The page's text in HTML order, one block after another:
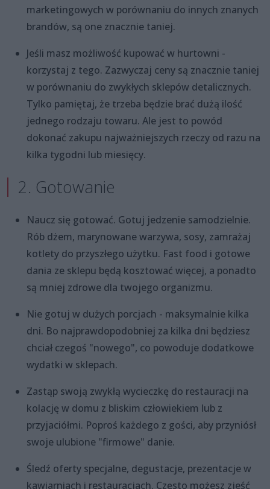
marketingowych w porównaniu do innych znanych
brandów, są one znacznie taniej.
Jeśli masz możliwość kupować w hurtowni -
korzystaj z tego. Zazwyczaj ceny są znacznie taniej
w porównaniu do zwykłych sklepów detalicznych.
Tylko pamiętaj, że trzeba będzie brać dużą ilość
jednego rodzaju towaru. Ale jest to powód
dokonać zakupu najważniejszych rzeczy od razu na
kilka tygodni lub miesięcy.
2. Gotowanie
Naucz się gotować. Gotuj jedzenie samodzielnie.
Rób dżem, marynowane warzywa, sosy, zamrażaj
kotlety do przyszłego użytku. Fast food i gotowe
dania ze sklepu będą kosztować więcej, a ponadto
są mniej zdrowe dla twojego organizmu.
Nie gotuj w dużych porcjach - maksymalnie kilka
dni. Bo najprawdopodobniej za kilka dni będziesz
chciał czegoś "nowego", co powoduje dodatkowe
wydatki w sklepach.
Zastąp swoją zwykłą wycieczkę do restauracji na
kolację w domu z bliskim człowiekiem lub z
przyjaciółmi. Poproś każdego z gości, aby przyniósł
swoje ulubione "firmowe" danie.
Śledź oferty specjalne, degustacje, prezentacje w
kawiarniach i restauracjach. Często możesz zjeść